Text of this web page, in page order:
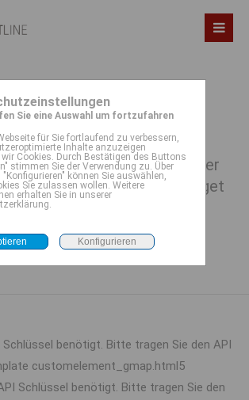
Google Maps
dolor sit amet, consectetuer
Aenean commodo ligula eget
Aenean massa.
Schlüssel benötigt. Bitte tragen Sie den API
customelement_gmap.html5
Schlüssel benötigt. Bitte tragen Sie den
Sie eine Auswahl um fortzufahren
für Sie fortlaufend zu verbessern,
Inhalte anzuzeigen
wir Cookies. Durch Bestätigen des Buttons
stimmen Sie der Verwendung zu. Über
können Sie auswählen,
Sie zulassen wollen. Weitere
erhalten Sie in unserer